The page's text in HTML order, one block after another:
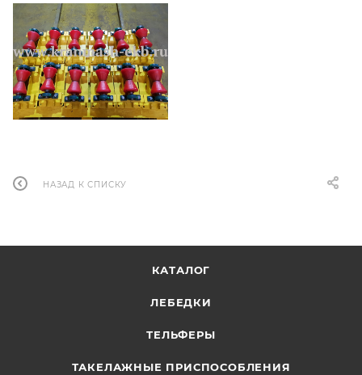
НАЗАД К СПИСКУ
КАТАЛОГ
ЛЕБЕДКИ
ТЕЛЬФЕРЫ
ТАКЕЛАЖНЫЕ ПРИСПОСОБЛЕНИЯ